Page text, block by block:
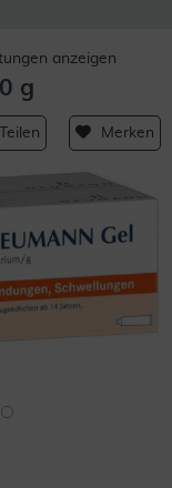
anzeigen
g
Teilen Merken